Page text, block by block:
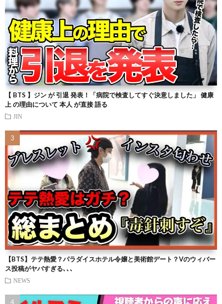
【 BTS 】ジン が 引退 発表！「病院で検査してすぐ決意しました」 健康
上 の理由について 本人 が直接 語る
JIN
【BTS】テテ熱愛？パラダイスホテル令嬢と美術館デート？Vのウィバー
ス投稿がヤバすぎる､､､
NEWS